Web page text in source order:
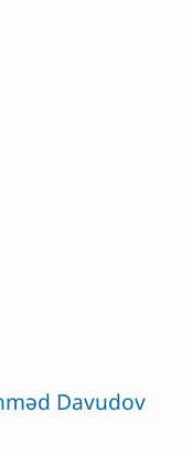
Davudov